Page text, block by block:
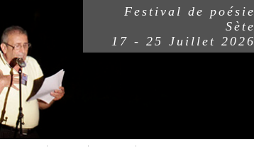
Festival de poésie
Sète
17 - 25 Juillet 2026